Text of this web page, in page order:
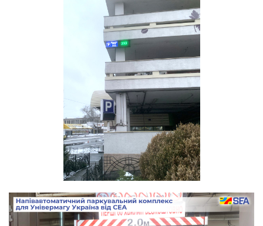
авторизация
Производители
Доставка
поддержка
Блог